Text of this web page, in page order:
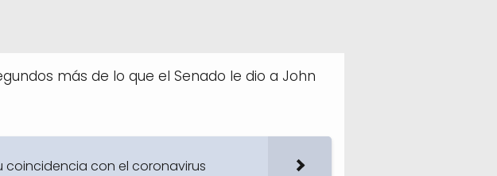
más de lo que el Senado le dio a John
coincidencia con el coronavirus